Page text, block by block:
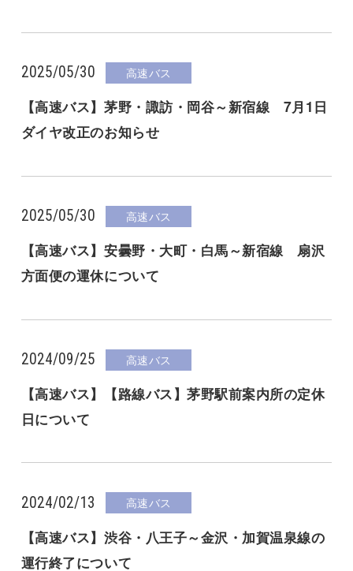
2025/05/30 高速バス
【高速バス】茅野・諏訪・岡谷～新宿線 7月1日
ダイヤ改正のお知らせ
2025/05/30 高速バス
【高速バス】安曇野・大町・白馬～新宿線 扇沢
方面便の運休について
2024/09/25 高速バス
【高速バス】【路線バス】茅野駅前案内所の定休
日について
2024/02/13 高速バス
【高速バス】渋谷・八王子～金沢・加賀温泉線の
運行終了について